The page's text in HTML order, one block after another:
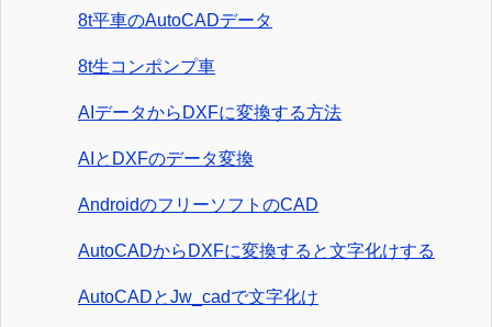
8t平車のAutoCADデータ
8t生コンポンプ車
AIデータからDXFに変換する方法
AIとDXFのデータ変換
AndroidのフリーソフトのCAD
AutoCADからDXFに変換すると文字化けする
AutoCADとJw_cadで文字化け